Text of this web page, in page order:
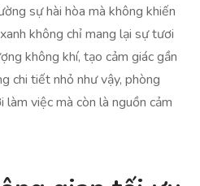
sự hài hòa mà không khiến
không chỉ mang lại sự tươi
không khí, tạo cảm giác gần
chi tiết nhỏ như vậy, phòng
việc mà còn là nguồn cảm